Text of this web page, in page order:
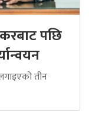
पछि
तीन